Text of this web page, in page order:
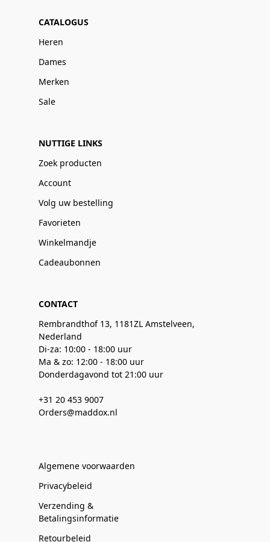
CATALOGUS
Heren
Dames
Merken
Sale
NUTTIGE LINKS
Zoek producten
Account
Volg uw bestelling
Favorieten
Winkelmandje
Cadeaubonnen
CONTACT
Rembrandthof 13, 1181ZL Amstelveen,
Nederland
Di-za: 10:00 - 18:00 uur
Ma & zo: 12:00 - 18:00 uur
Donderdagavond tot 21:00 uur
+31 20 453 9007
Orders@maddox.nl
Algemene voorwaarden
Privacybeleid
Verzending &
Betalingsinformatie
Retourbeleid